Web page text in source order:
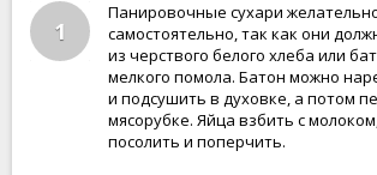
1
Панировочные сухари
самостоятельно, так как они
из черствого белого хлеба или
мелкого помола. Батон можно
и подсушить в духовке, а потом
мясорубке. Яйца взбить с
посолить и поперчить.